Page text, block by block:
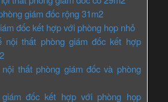
giám đốc rộng 31m2
đốc kết hợp với phòng họp nhỏ
nội thất phòng giám đốc kết hợp
thất phòng giám đốc và phòng
giám đốc kết hợp với phòng họp